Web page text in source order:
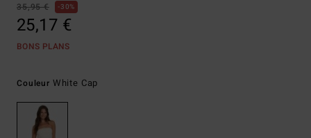
35,95 € 30%
25,17 €
BONS PLANS
Couleur White Cap